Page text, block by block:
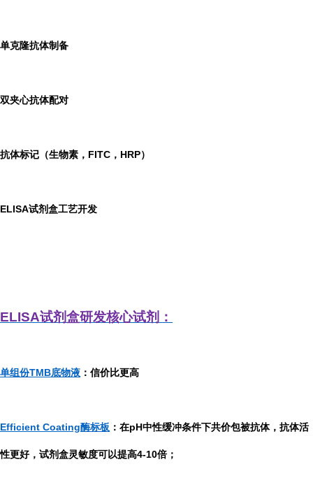
单克隆抗体制备
双夹心抗体配对
抗体标记（生物素，FITC，HRP）
ELISA试剂盒工艺开发
ELISA试剂盒研发核心试剂：
单组份TMB底物液 ：信价比更高
Efficient Coating酶标板 ：在pH中性缓冲条件下共价包被抗体，抗体活
性更好，试剂盒灵敏度可以提高4-10倍；